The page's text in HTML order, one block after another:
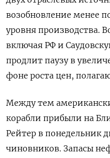
возобновление менее
уровня производства.
включая РФ и
продлит паузу в
фоне роста цен,
Между тем
корабли прибыли на
Рейтер в понедельник
чиновников. Запасы